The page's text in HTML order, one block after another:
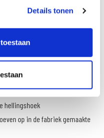
Details tonen
buisdiameter van 22 mm.
garandeert een nauwkeurige
hellingshoek
op in de fabriek gemaakte